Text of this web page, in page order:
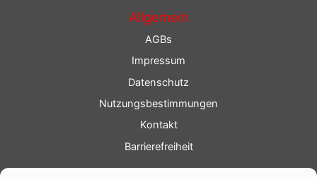
Allgemein
AGBs
Impressum
Datenschutz
Nutzungsbestimmungen
Kontakt
Barrierefreiheit